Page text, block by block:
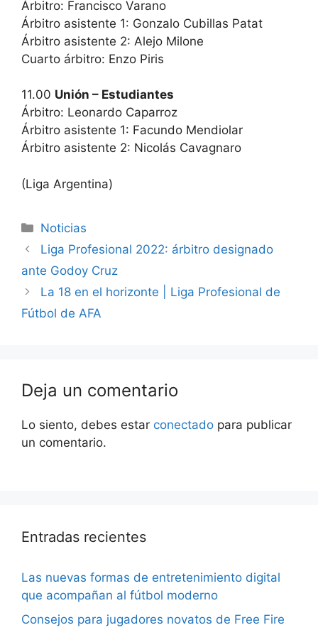
Árbitro: Francisco Varano
Árbitro asistente 1: Gonzalo Cubillas Patat
Árbitro asistente 2: Alejo Milone
Cuarto árbitro: Enzo Piris
11.00 Unión – Estudiantes
Árbitro: Leonardo Caparroz
Árbitro asistente 1: Facundo Mendiolar
Árbitro asistente 2: Nicolás Cavagnaro
(Liga Argentina)
Categorías
Noticias
Liga Profesional 2022: árbitro designado
ante Godoy Cruz
La 18 en el horizonte | Liga Profesional de
Fútbol de AFA
Deja un comentario
Lo siento, debes estar conectado para publicar
un comentario.
Entradas recientes
Las nuevas formas de entretenimiento digital
que acompañan al fútbol moderno
Consejos para jugadores novatos de Free Fire